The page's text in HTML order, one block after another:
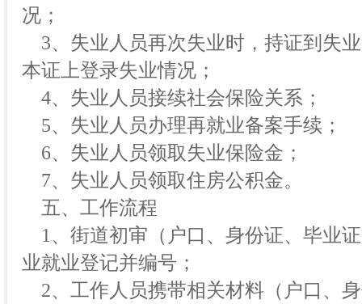
况；
3、失业人员再次失业时，持证到失
本证上登录失业情况；
4、失业人员接续社会保险关系；
5、失业人员办理再就业备案手续；
6、失业人员领取失业保险金；
7、失业人员领取住房公积金。
五、工作流程
1、街道初审（户口、身份证、毕业
业就业登记并编号；
2、工作人员携带相关材料（户口、